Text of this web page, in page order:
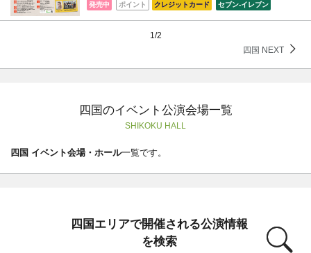
発売中 ポイント クレジットカード セブン‐イレブン
1/2
四国 NEXT
四国のイベント公演会場一覧
SHIKOKU HALL
四国 イベント会場・ホール一覧です。
四国エリアで開催される公演情報
を検索